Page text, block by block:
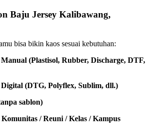
Baju Jersey Kalibawang,
bisa bikin kaos sesuai kebutuhan:
(Plastisol, Rubber, Discharge, DTF,
Digital (DTG, Polyflex, Sublim, dll.)
sablon)
/ Reuni / Kelas / Kampus